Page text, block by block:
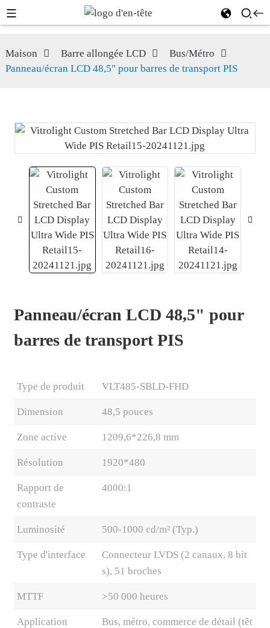
Maison Barre allongée LCD
Bus/Métro
Panneau/écran LCD 48,5" pour barres de transport PIS
Panneau/écran LCD 48,5" pour
barres de transport PIS
Type de produit VLT485-SBLD-FHD
Dimension 48,5 pouces
Zone active 1209,6*226,8 mm
Résolution 1920*480
Rapport de
contraste
4000:1
Luminosité 500-1000 cd/m² (Typ.)
Type d'interface
Connecteur LVDS (2 canaux, 8 bit
s), 51 broches
MTTF >50 000 heures
Application
Bus, métro, commerce de détail (têt